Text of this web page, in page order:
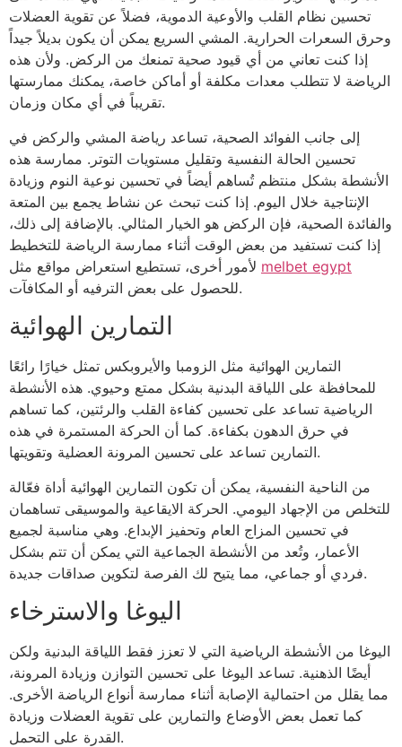
تحسين نظام القلب والأوعية الدموية، فضلاً عن تقوية العضلات
وحرق السعرات الحرارية. المشي السريع يمكن أن يكون بديلاً جيداً
إذا كنت تعاني من أي قيود صحية تمنعك من الركض. ولأن هذه
الرياضة لا تتطلب معدات مكلفة أو أماكن خاصة، يمكنك ممارستها
تقريباً في أي مكان وزمان.
إلى جانب الفوائد الصحية، تساعد رياضة المشي والركض في
تحسين الحالة النفسية وتقليل مستويات التوتر. ممارسة هذه
الأنشطة بشكل منتظم تُساهم أيضاً في تحسين نوعية النوم وزيادة
الإنتاجية خلال اليوم. إذا كنت تبحث عن نشاط يجمع بين المتعة
والفائدة الصحية، فإن الركض هو الخيار المثالي. بالإضافة إلى ذلك،
إذا كنت تستفيد من بعض الوقت أثناء ممارسة الرياضة للتخطيط
melbet egypt
للحصول على بعض الترفيه أو المكافآت.
التمارين الهوائية
التمارين الهوائية مثل الزومبا والأيروبكس تمثل خيارًا رائعًا
للمحافظة على اللياقة البدنية بشكل ممتع وحيوي. هذه الأنشطة
الرياضية تساعد على تحسين كفاءة القلب والرئتين، كما تساهم
في حرق الدهون بكفاءة. كما أن الحركة المستمرة في هذه
التمارين تساعد على تحسين المرونة العضلية وتقويتها.
من الناحية النفسية، يمكن أن تكون التمارين الهوائية أداة فعّالة
للتخلص من الإجهاد اليومي. الحركة الايقاعية والموسيقى تساهمان
في تحسين المزاج العام وتحفيز الإبداع. وهي مناسبة لجميع
الأعمار، وتُعد من الأنشطة الجماعية التي يمكن أن تتم بشكل
فردي أو جماعي، مما يتيح لك الفرصة لتكوين صداقات جديدة.
اليوغا والاسترخاء
اليوغا من الأنشطة الرياضية التي لا تعزز فقط اللياقة البدنية ولكن
أيضًا الذهنية. تساعد اليوغا على تحسين التوازن وزيادة المرونة،
مما يقلل من احتمالية الإصابة أثناء ممارسة أنواع الرياضة الأخرى.
كما تعمل بعض الأوضاع والتمارين على تقوية العضلات وزيادة
القدرة على التحمل.